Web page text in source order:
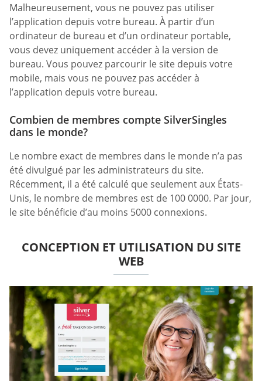
Malheureusement, vous ne pouvez pas utiliser
l’application depuis votre bureau. À partir d’un
ordinateur de bureau et d’un ordinateur portable,
vous devez uniquement accéder à la version de
bureau. Vous pouvez parcourir le site depuis votre
mobile, mais vous ne pouvez pas accéder à
l’application depuis votre bureau.
Combien de membres compte SilverSingles
dans le monde?
Le nombre exact de membres dans le monde n’a pas
été divulgué par les administrateurs du site.
Récemment, il a été calculé que seulement aux États-
Unis, le nombre de membres est de 100 0000. Par jour,
le site bénéficie d’au moins 5000 connexions.
CONCEPTION ET UTILISATION DU SITE
WEB